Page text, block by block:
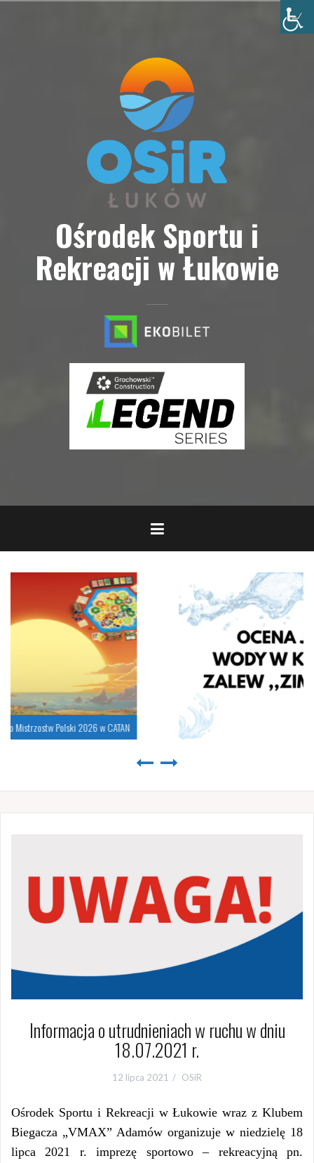
Ośrodek Sportu i
Rekreacji w Łukowie
Komunikat z dnia 30.07.2026 r.
Informacja o utrudnieniach w ruchu w dniu
18.07.2021 r.
12 lipca 2021 OSiR
Ośrodek Sportu i Rekreacji w Łukowie wraz z Klubem
Biegacza „VMAX” Adamów organizuje w niedzielę 18
lipca 2021 r. imprezę sportowo – rekreacyjną pn.